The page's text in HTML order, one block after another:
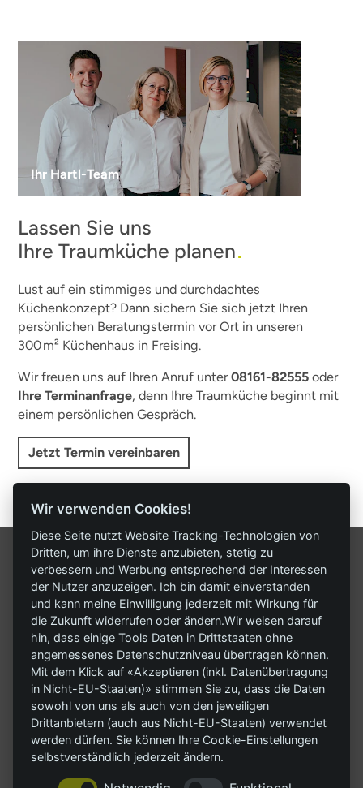
Ihr Hartl-Team
Lassen Sie uns
Ihre Traumküche planen.
Lust auf ein stimmiges und durchdachtes
Küchenkonzept? Dann sichern Sie sich jetzt Ihren
persönlichen Beratungstermin vor Ort in unseren
300 m² Küchenhaus in Freising.
Wir freuen uns auf Ihren Anruf unter08161-82555 oder
Ihre Terminanfrage, denn Ihre Traumküche beginnt mit
einem persönlichen Gespräch.
Jetzt Termin vereinbaren
Hartl Küchenhaus
Am Lohmühlbach 21
85356 Freising
Tel. 08161-82555
info@hartl-kuechenhaus.de
Montag bis Freitag
09.00 — 13.00 Uhr
14.00 — 18.00 Uhr
Wir verwenden Cookies!
Diese Seite nutzt Website Tracking-Technologien von
Dritten, um ihre Dienste anzubieten, stetig zu
verbessern und Werbung entsprechend der Interessen
der Nutzer anzuzeigen. Ich bin damit einverstanden
und kann meine Einwilligung jederzeit mit Wirkung für
die Zukunft widerrufen oder ändern.Wir weisen darauf
hin, dass einige Tools Daten in Drittstaaten ohne
angemessenes Datenschutzniveau übertragen können.
Mit dem Klick auf «Akzeptieren (inkl. Datenübertragung
in Nicht-EU-Staaten)» stimmen Sie zu, dass die Daten
sowohl von uns als auch von den jeweiligen
Drittanbietern (auch aus Nicht-EU-Staaten) verwendet
werden dürfen. Sie können Ihre Cookie-Einstellungen
selbstverständlich jederzeit ändern.